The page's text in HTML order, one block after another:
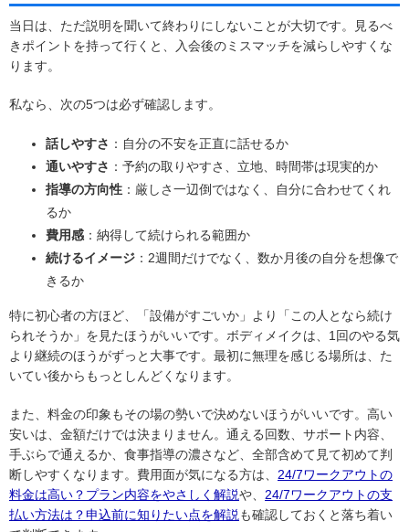
当日は、ただ説明を聞いて終わりにしないことが大切です。見るべ
きポイントを持って行くと、入会後のミスマッチを減らしやすくな
ります。
私なら、次の5つは必ず確認します。
話しやすさ ：自分の不安を正直に話せるか
通いやすさ ：予約の取りやすさ、立地、時間帯は現実的か
指導の方向性 ：厳しさ一辺倒ではなく、自分に合わせてくれ
るか
費用感 ：納得して続けられる範囲か
続けるイメージ ：2週間だけでなく、数か月後の自分を想像で
きるか
特に初心者の方ほど、「設備がすごいか」より「この人となら続け
られそうか」を見たほうがいいです。ボディメイクは、1回のやる気
より継続のほうがずっと大事です。最初に無理を感じる場所は、た
いてい後からもっとしんどくなります。
また、料金の印象もその場の勢いで決めないほうがいいです。高い
安いは、金額だけでは決まりません。通える回数、サポート内容、
手ぶらで通えるか、食事指導の濃さなど、全部含めて見て初めて判
断しやすくなります。費用面が気になる方は、 24/7ワークアウトの
料金は高い？プラン内容をやさしく解説や、 24/7ワークアウトの支
払い方法は？申込前に知りたい点を解説 も確認しておくと落ち着い